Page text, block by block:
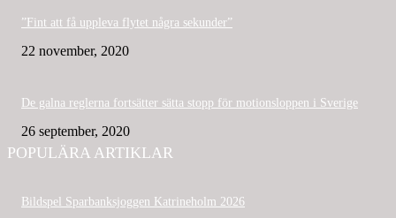
”Fint att få uppleva flytet några sekunder”
22 november, 2020
De galna reglerna fortsätter sätta stopp för motionsloppen i Sverige
26 september, 2020
POPULÄRA ARTIKLAR
Bildspel Sparbanksjoggen Katrineholm 2026